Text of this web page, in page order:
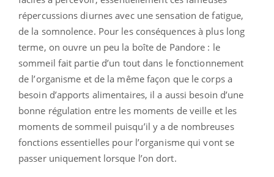
répercussions diurnes avec une sensation de fatigue,
de la somnolence. Pour les conséquences à plus long
terme, on ouvre un peu la boîte de Pandore : le
sommeil fait partie d’un tout dans le fonctionnement
de l’organisme et de la même façon que le corps a
besoin d’apports alimentaires, il a aussi besoin d’une
bonne régulation entre les moments de veille et les
moments de sommeil puisqu’il y a de nombreuses
fonctions essentielles pour l’organisme qui vont se
passer uniquement lorsque l’on dort.